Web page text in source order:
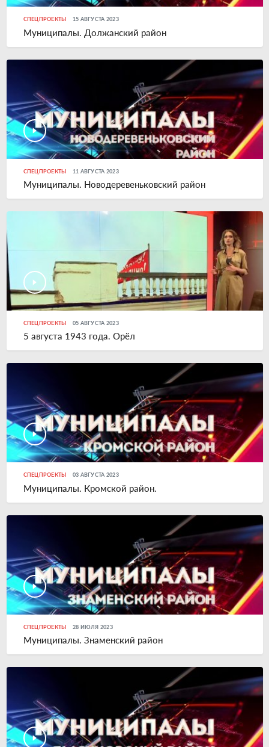
СПЕЦПРОЕКТЫ 15 АВГУСТА 2023
Муниципалы. Должанский район
СПЕЦПРОЕКТЫ 11 АВГУСТА 2023
Муниципалы. Новодеревеньковский район
СПЕЦПРОЕКТЫ 05 АВГУСТА 2023
5 августа 1943 года. Орёл
СПЕЦПРОЕКТЫ 03 АВГУСТА 2023
Муниципалы. Кромской район.
СПЕЦПРОЕКТЫ 28 ИЮЛЯ 2023
Муниципалы. Знаменский район